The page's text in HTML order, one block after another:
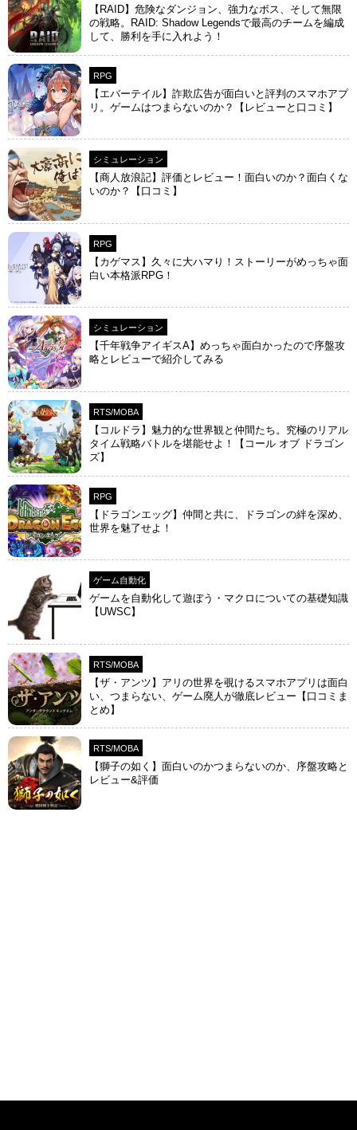
【RAID】危険なダンジョン、強力なボス、そして無限
の戦略。RAID: Shadow Legendsで最高のチームを編成
して、勝利を手に入れよう！
RPG
【エバーテイル】詐欺広告が面白いと評判のスマホアプ
リ。ゲームはつまらないのか？【レビューと口コミ】
シミュレーション
【商人放浪‪記】評価とレビュー！面白いのか？面白くな
いのか？【口コミ】
RPG
【カゲマス】久々に大ハマり！ストーリーがめっちゃ面
白い本格派RPG！
シミュレーション
【千年戦争アイギスA】めっちゃ面白かったので序盤攻
略とレビューで紹介してみる
RTS/MOBA
【コルドラ】魅力的な世界観と仲間たち。究極のリアル
タイム戦略バトルを堪能せよ！【コール オブ ドラゴン
ズ】
RPG
【ドラゴンエッグ】仲間と共に、ドラゴンの絆を深め、
世界を魅了せよ！
ゲーム自動化
ゲームを自動化して遊ぼう・マクロについての基礎知識
【UWSC】
RTS/MOBA
【ザ・アンツ】アリの世界を覗けるスマホアプリは面白
い、つまらない、ゲーム廃人が徹底レビュー【口コミま
とめ】
RTS/MOBA
【獅子の如く】面白いのかつまらないのか、序盤攻略と
レビュー&評価